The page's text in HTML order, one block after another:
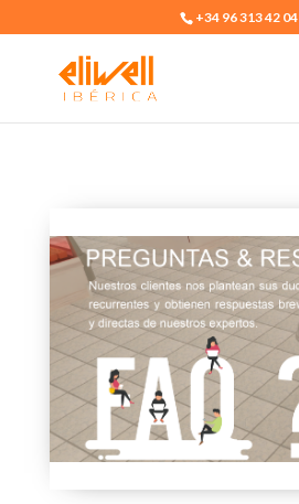
+34 96 313 42 04